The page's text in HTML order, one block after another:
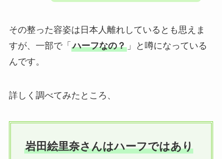
その整った容姿は日本人離れしているとも思えま
すが、一部で「 ハーフなの？」と噂になっている
んです。
詳しく調べてみたところ、
岩田絵里奈さんはハーフではあり